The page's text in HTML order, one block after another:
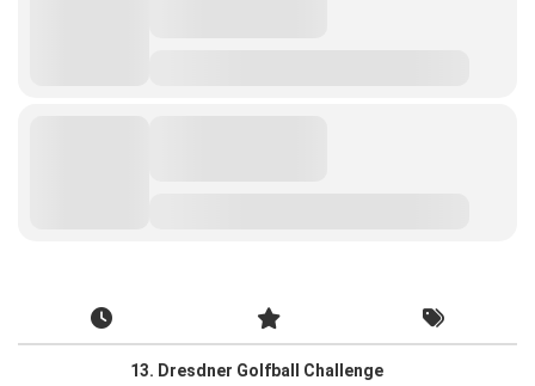
13. Dresdner Golfball Challenge